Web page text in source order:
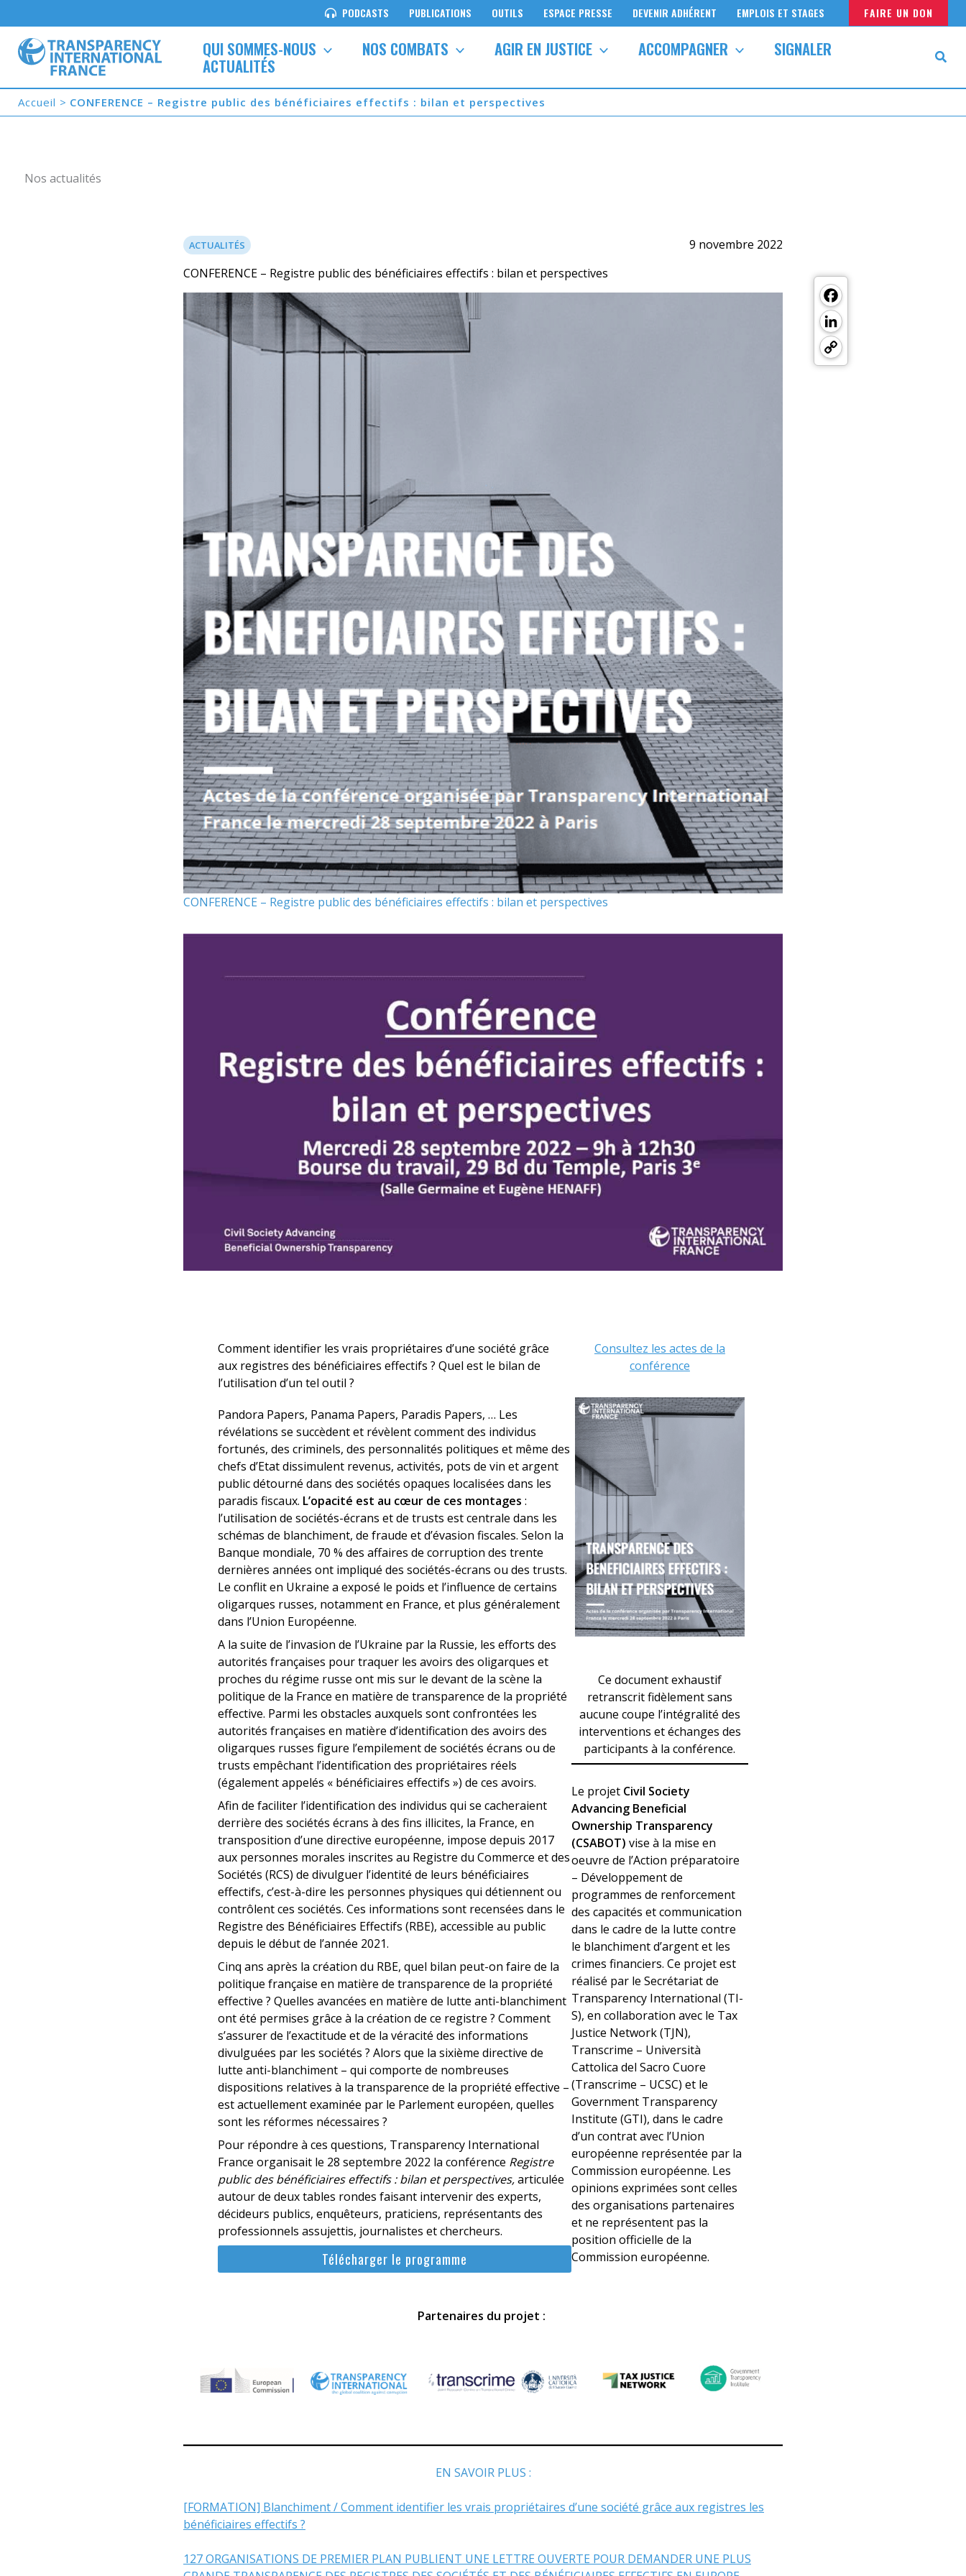
au
contenu
PODCASTS PUBLICATIONS OUTILS ESPACE PRESSE DEVENIR ADHÉRENT EMPLOIS ET STAGES FAIRE UN DON
QUI SOMMES-NOUS NOS COMBATS AGIR EN JUSTICE ACCOMPAGNER SIGNALER
ACTUALITÉS
Accueil CONFERENCE – Registre public des bénéficiaires effectifs : bilan et perspectives
Nos actualités
ACTUALITÉS
9 novembre 2022
CONFERENCE – Registre public des bénéficiaires effectifs : bilan et perspectives
Link
CONFERENCE – Registre public des bénéficiaires effectifs : bilan et perspectives
Comment identifier les vrais propriétaires d’une société grâce
aux registres des bénéficiaires effectifs ? Quel est le bilan de
l’utilisation d’un tel outil ?
Pandora Papers, Panama Papers, Paradis Papers, … Les
révélations se succèdent et révèlent comment des individus
fortunés, des criminels, des personnalités politiques et même des
chefs d’Etat dissimulent revenus, activités, pots de vin et argent
public détourné dans des sociétés opaques localisées dans les
paradis fiscaux. L’opacité est au cœur de ces montages :
l’utilisation de sociétés-écrans et de trusts est centrale dans les
schémas de blanchiment, de fraude et d’évasion fiscales. Selon la
Banque mondiale, 70 % des affaires de corruption des trente
dernières années ont impliqué des sociétés-écrans ou des trusts.
Le conflit en Ukraine a exposé le poids et l’influence de certains
oligarques russes, notamment en France, et plus généralement
dans l’Union Européenne.
A la suite de l’invasion de l’Ukraine par la Russie, les efforts des
autorités françaises pour traquer les avoirs des oligarques et
proches du régime russe ont mis sur le devant de la scène la
politique de la France en matière de transparence de la propriété
effective. Parmi les obstacles auxquels sont confrontées les
autorités françaises en matière d’identification des avoirs des
oligarques russes figure l’empilement de sociétés écrans ou de
trusts empêchant l’identification des propriétaires réels
(également appelés « bénéficiaires effectifs ») de ces avoirs.
Afin de faciliter l’identification des individus qui se cacheraient
derrière des sociétés écrans à des fins illicites, la France, en
transposition d’une directive européenne, impose depuis 2017
aux personnes morales inscrites au Registre du Commerce et des
Sociétés (RCS) de divulguer l’identité de leurs bénéficiaires
effectifs, c’est-à-dire les personnes physiques qui détiennent ou
contrôlent ces sociétés. Ces informations sont recensées dans le
Registre des Bénéficiaires Effectifs (RBE), accessible au public
depuis le début de l’année 2021.
Cinq ans après la création du RBE, quel bilan peut-on faire de la
politique française en matière de transparence de la propriété
effective ? Quelles avancées en matière de lutte anti-blanchiment
ont été permises grâce à la création de ce registre ? Comment
s’assurer de l’exactitude et de la véracité des informations
divulguées par les sociétés ? Alors que la sixième directive de
lutte anti-blanchiment – qui comporte de nombreuses
dispositions relatives à la transparence de la propriété effective –
est actuellement examinée par le Parlement européen, quelles
sont les réformes nécessaires ?
Pour répondre à ces questions, Transparency International
France organisait le 28 septembre 2022 la conférence Registre
public des bénéficiaires effectifs : bilan et perspectives,articulée
autour de deux tables rondes faisant intervenir des experts,
décideurs publics, enquêteurs, praticiens, représentants des
professionnels assujettis, journalistes et chercheurs.
Télécharger le programme
Consultez les actes de la
conférence
Ce document exhaustif
retranscrit fidèlement sans
aucune coupe l’intégralité des
interventions et échanges des
participants à la conférence.
Le projet Civil Society
Advancing Beneficial
Ownership Transparency
(CSABOT) vise à la mise en
oeuvre de l’Action préparatoire
– Développement de
programmes de renforcement
des capacités et communication
dans le cadre de la lutte contre
le blanchiment d’argent et les
crimes financiers. Ce projet est
réalisé par le Secrétariat de
Transparency International (TI-
S), en collaboration avec le Tax
Justice Network (TJN),
Transcrime – Università
Cattolica del Sacro Cuore
(Transcrime – UCSC) et le
Government Transparency
Institute (GTI), dans le cadre
d’un contrat avec l’Union
européenne représentée par la
Commission européenne. Les
opinions exprimées sont celles
des organisations partenaires
et ne représentent pas la
position officielle de la
Commission européenne.
Partenaires du projet :
EN SAVOIR PLUS :
[FORMATION] Blanchiment / Comment identifier les vrais propriétaires d’une société grâce aux registres les
bénéficiaires effectifs ?
127 ORGANISATIONS DE PREMIER PLAN PUBLIENT UNE LETTRE OUVERTE POUR DEMANDER UNE PLUS